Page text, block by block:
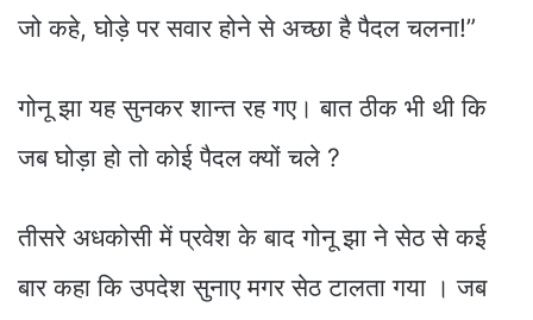
जो कहे, घोड़े पर सवार होने से अच्छा है पैदल चलना!”
गोनू झा यह सुनकर शान्त रह गए। बात ठीक भी थी कि
जब घोड़ा हो तो कोई पैदल क्यों चले ?
तीसरे अधकोसी में प्रवेश के बाद गोनू झा ने सेठ से कई
बार कहा कि उपदेश सुनाए मगर सेठ टालता गया । जब